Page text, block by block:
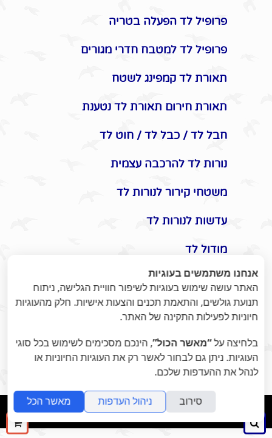
פרופיל לד הפעלה בטריה
פרופיל לד למטבח חדרי מגורים
תאורת לד קמפינג לשטח
תאורת חירום תאורת לד נטענת
חבל לד / כבל לד / חוט לד
נורות לד להרכבה עצמית
משטחי קירור לנורות לד
עדשות לנורות לד
מודול לד
אביזרים משלימים לתאורת לד
תקעים / שקעים / שעון שבת
מונלד
אומנות היופי בתאורת לד -
ומוצרי נוי לעיצוב הבית / משרד
חיפוש
אנחנו משתמשים בעוגיות
האתר עושה שימוש בעוגיות לשיפור חוויית הגלישה, ניתוח
תנועת גולשים, והתאמת תכנים והצעות אישיות. חלק מהעוגיות
חיוניות לפעילות התקינה של האתר.
בלחיצה על“מאשר הכול”, הינכם מסכימים לשימוש בכל סוגי
העוגיות. ניתן גם לבחור לאשר רק את העוגיות החיוניות או
לנהל את ההעדפות שלכם.
סירוב ניהול העדפות מאשר הכל